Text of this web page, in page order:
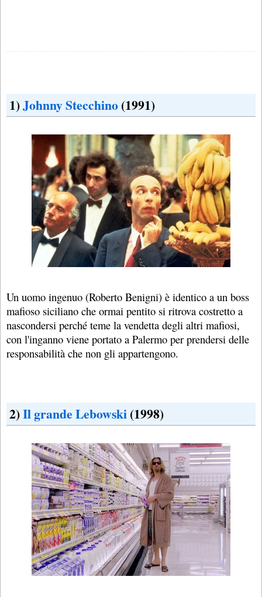
1)Johnny Stecchino(1991)
Un uomo ingenuo (Roberto Benigni) è identico a un boss
mafioso siciliano che ormai pentito si ritrova costretto a
nascondersi perché teme la vendetta degli altri mafiosi,
con l'inganno viene portato a Palermo per prendersi delle
responsabilità che non gli appartengono.
2)Il grande Lebowski(1998)